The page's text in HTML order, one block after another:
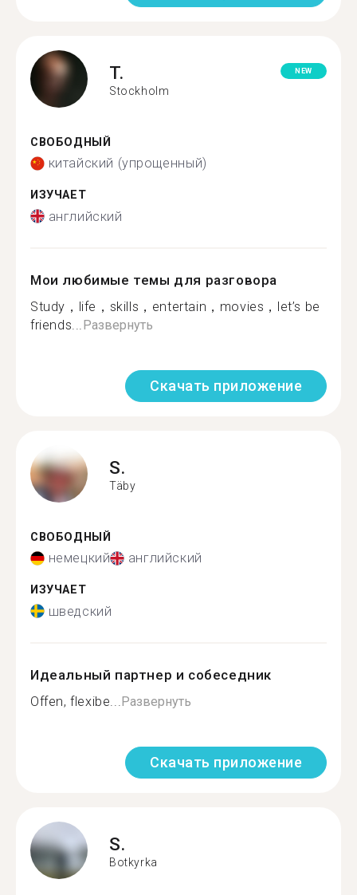
T.
Stockholm
NEW
СВОБОДНЫЙ
китайский (упрощенный)
ИЗУЧАЕТ
английский
Мои любимые темы для разговора
Study，life，skills，entertain，movies，let’s be
friends... Развернуть
Скачать приложение
S.
Täby
СВОБОДНЫЙ
немецкий английский
ИЗУЧАЕТ
шведский
Идеальный партнер и собеседник
Offen, flexibe... Развернуть
Скачать приложение
S.
Botkyrka